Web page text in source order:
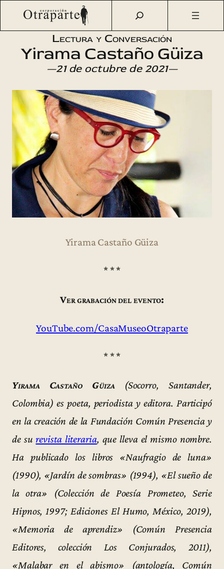
Saltar
Otraparte.org /Agenda Cultural Literatura
Lectura y
Lectura y Conversación
Yirama Castaño Güiza
—21 de octubre de 2021—
Yirama Castaño Güiza
* * *
Ver grabación del evento:
YouTube.com/CasaMuseoOtraparte
* * *
Yirama Castaño Güiza(Socorro, Santander,
Colombia) es poeta, periodista y editora. Participó
en la creación de la Fundación Común Presencia y
de surevista literaria, que lleva el mismo nombre.
Ha publicado los libros «Naufragio de luna»
(1990), «Jardín de sombras» (1994), «El sueño de
la otra» (Colección de Poesía Prometeo, Serie
Hipnos, 1997; Ediciones El Humo, México, 2019),
«Memoria de aprendiz» (Común Presencia
Editores, colección Los Conjurados, 2011),
«Malabar en el abismo» (antología, Común